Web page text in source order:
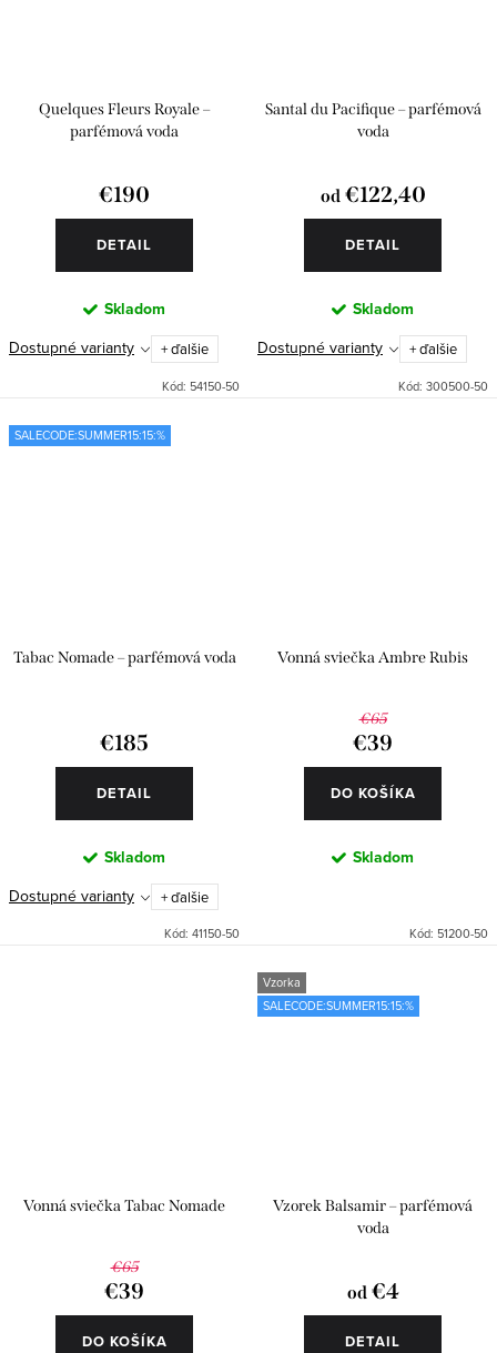
Quelques Fleurs Royale –
parfémová voda
€190
DETAIL
Skladom
Dostupné varianty + ďalšie
Kód: 54150-50
Santal du Pacifique – parfémová
voda
od€122,40
DETAIL
Skladom
Dostupné varianty + ďalšie
Kód: 300500-50
SALECODE:SUMMER15:15:%
Tabac Nomade – parfémová voda
€185
DETAIL
Skladom
Dostupné varianty + ďalšie
Kód: 41150-50
Vonná sviečka Ambre Rubis
€65
€39
DO KOŠÍKA
Skladom
Kód: 51200-50
Vonná sviečka Tabac Nomade
€65
€39
DO KOŠÍKA
Vzorka
SALECODE:SUMMER15:15:%
Vzorek Balsamir – parfémová
voda
od €4
DETAIL